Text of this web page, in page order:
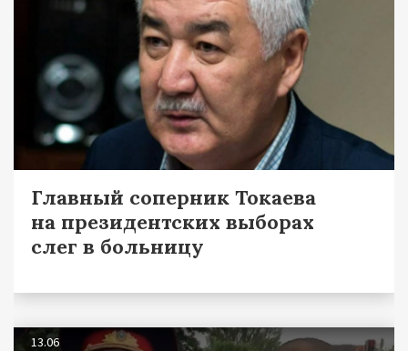
Главный соперник Токаева
на президентских выборах
слег в больницу
13.06